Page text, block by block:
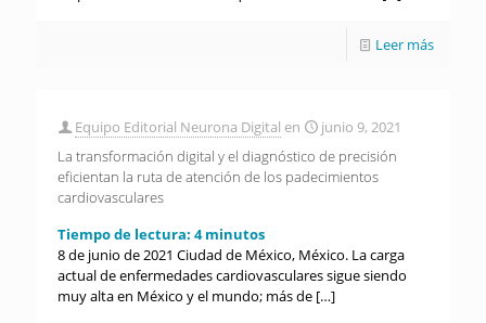
Leer más
Equipo Editorial Neurona Digital en
junio 9, 2021
La transformación digital y el diagnóstico de precisión
eficientan la ruta de atención de los padecimientos
cardiovasculares
Tiempo de lectura: 4 minutos
8 de junio de 2021 Ciudad de México, México. La carga
actual de enfermedades cardiovasculares sigue siendo
muy alta en México y el mundo; más de […]